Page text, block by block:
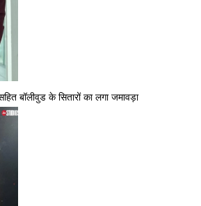
बॉलीवुड के सितारों का लगा जमावड़ा